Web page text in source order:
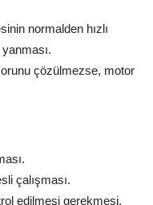
normalden hızlı
çözülmezse, motor
çalışması.
edilmesi gerekmesi.